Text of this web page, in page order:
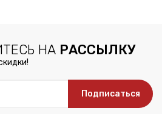
НА РАССЫЛКУ
Подписаться